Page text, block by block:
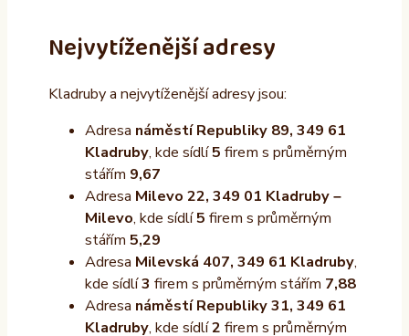
Nejvytíženější adresy
Kladruby a nejvytíženější adresy jsou:
Adresa náměstí Republiky 89, 349 61
Kladruby, kde sídlí5 firem s průměrným
stářím 9,67
Adresa Milevo 22, 349 01 Kladruby –
Milevo, kde sídlí5 firem s průměrným
stářím 5,29
Adresa Milevská 407, 349 61 Kladruby,
kde sídlí3 firem s průměrným stářím 7,88
Adresa náměstí Republiky 31, 349 61
Kladruby, kde sídlí2 firem s průměrným